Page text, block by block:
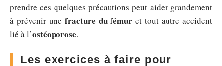
prendre ces quelques précautions peut aider grandement
à prévenir une fracture du fémur et tout autre accident
lié à l’ostéoporose.
Les exercices à faire pour